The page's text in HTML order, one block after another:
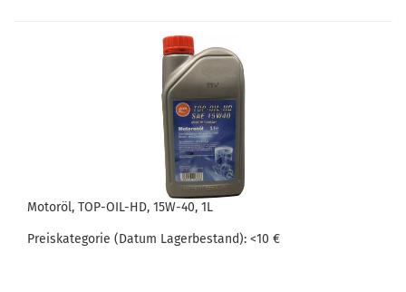
Mo­tor­öl, TOP-​OIL-​HD, 15W-​40, 1L
Preis­ka­te­go­rie (Datum La­ger­be­stand): <10 €